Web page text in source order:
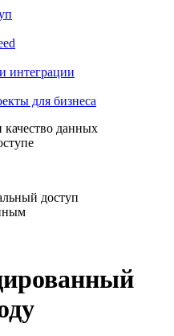
базу данных
интеграции